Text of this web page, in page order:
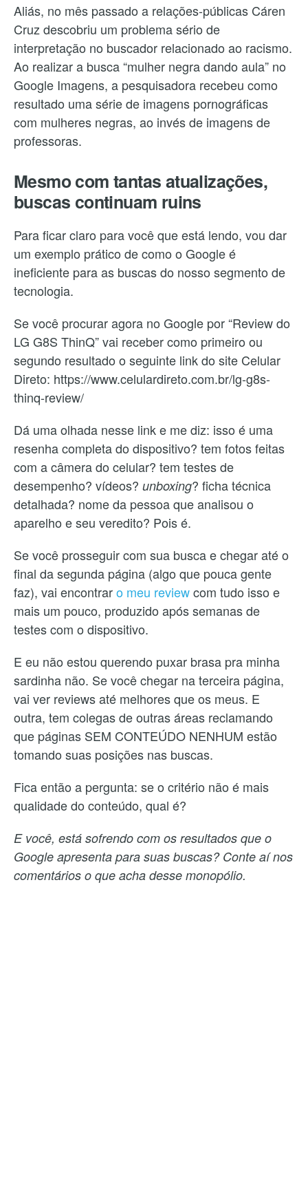
Aliás, no mês passado a relações-públicas Cáren
Cruz descobriu um problema sério de
interpretação no buscador relacionado ao racismo.
Ao realizar a busca “mulher negra dando aula” no
Google Imagens, a pesquisadora recebeu como
resultado uma série de imagens pornográficas
com mulheres negras, ao invés de imagens de
professoras.
Mesmo com tantas atualizações,
buscas continuam ruins
Para ficar claro para você que está lendo, vou dar
um exemplo prático de como o Google é
ineficiente para as buscas do nosso segmento de
tecnologia.
Se você procurar agora no Google por “Review do
LG G8S ThinQ” vai receber como primeiro ou
segundo resultado o seguinte link do site Celular
Direto: https://www.celulardireto.com.br/lg-g8s-
thinq-review/
Dá uma olhada nesse link e me diz: isso é uma
resenha completa do dispositivo? tem fotos feitas
com a câmera do celular? tem testes de
desempenho? vídeos? unboxing? ficha técnica
detalhada? nome da pessoa que analisou o
aparelho e seu veredito? Pois é.
Se você prosseguir com sua busca e chegar até o
final da segunda página (algo que pouca gente
faz), vai encontraro meu reviewcom tudo isso e
mais um pouco, produzido após semanas de
testes com o dispositivo.
E eu não estou querendo puxar brasa pra minha
sardinha não. Se você chegar na terceira página,
vai ver reviews até melhores que os meus. E
outra, tem colegas de outras áreas reclamando
que páginas SEM CONTEÚDO NENHUM estão
tomando suas posições nas buscas.
Fica então a pergunta: se o critério não é mais
qualidade do conteúdo, qual é?
E você, está sofrendo com os resultados que o
Google apresenta para suas buscas? Conte aí nos
comentários o que acha desse monopólio.